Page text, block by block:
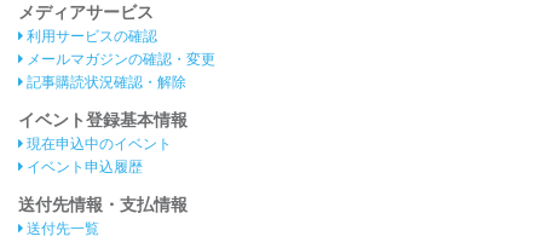
メディアサービス
利用サービスの確認
メールマガジンの確認・変更
記事購読状況確認・解除
イベント登録基本情報
現在申込中のイベント
イベント申込履歴
送付先情報・支払情報
送付先一覧